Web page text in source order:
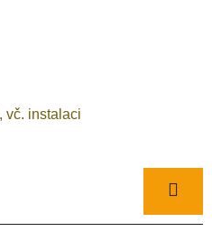
vč. instalaci